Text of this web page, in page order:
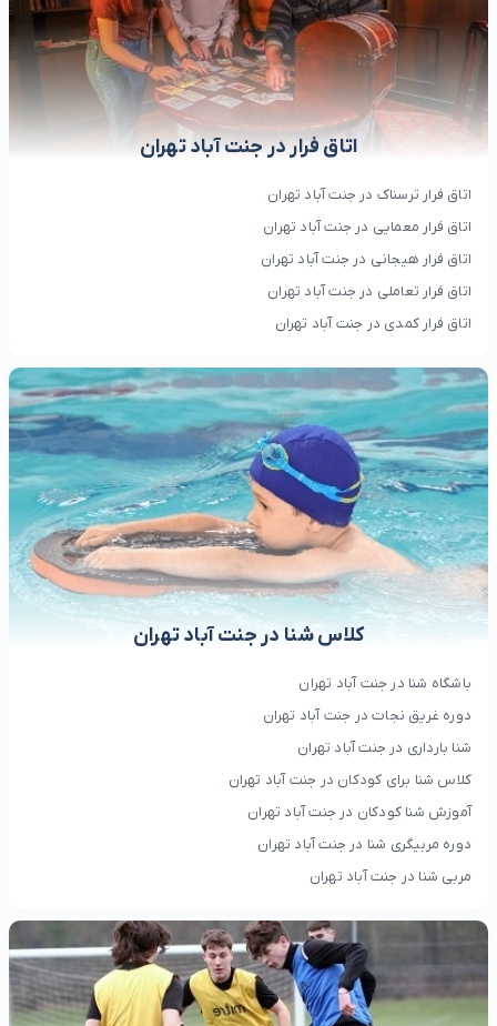
اتاق فرار در جنت آباد تهران
اتاق فرار ترسناک در جنت آباد تهران
اتاق فرار معمایی در جنت آباد تهران
اتاق فرار هیجانی در جنت آباد تهران
اتاق فرار تعاملی در جنت آباد تهران
اتاق فرار کمدی در جنت آباد تهران
کلاس شنا در جنت آباد تهران
باشگاه شنا در جنت آباد تهران
دوره غریق نجات در جنت آباد تهران
شنا بارداری در جنت آباد تهران
کلاس شنا برای کودکان در جنت آباد تهران
آموزش شنا کودکان در جنت آباد تهران
دوره مربیگری شنا در جنت آباد تهران
مربی شنا در جنت آباد تهران